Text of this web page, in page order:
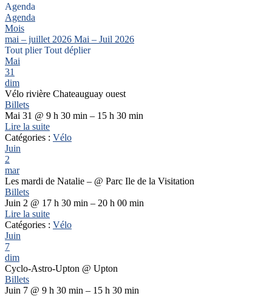
Agenda
Agenda
Mois
mai – juillet 2026 Mai – Juil 2026
Tout plierTout déplier
Mai
31
dim
Vélo rivière Chateauguay ouest
Billets
Mai 31 @ 9 h 30 min – 15 h 30 min
Lire la suite
Catégories : Vélo
Juin
2
mar
Les mardi de Natalie – @ Parc Ile de la Visitation
Billets
Juin 2 @ 17 h 30 min – 20 h 00 min
Lire la suite
Catégories : Vélo
Juin
7
dim
Cyclo-Astro-Upton @ Upton
Billets
Juin 7 @ 9 h 30 min – 15 h 30 min